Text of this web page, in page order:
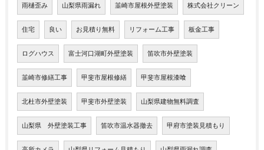
雨樋歪み 山梨県雨漏れ 韮崎市屋根外壁塗装 株式会社クリーン
住宅 良い お見積り無料 リフォーム工事 板金工事
ログハウス 富士河口湖町外壁塗装 笛吹市外壁塗装
韮崎市修繕工事 甲斐市屋根修繕 甲斐市屋根漆喰
北杜市外壁塗装 甲斐市外壁塗装 山梨県建物無料調査
山梨県 外壁塗装工事 笛吹市温水器撤去 甲府市塗装見積もり